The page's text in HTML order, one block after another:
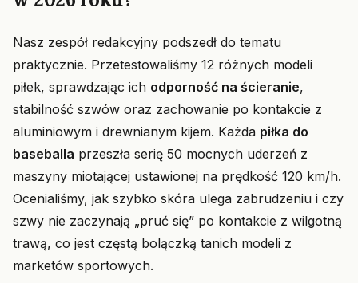
Nasz zespół redakcyjny podszedł do tematu
praktycznie. Przetestowaliśmy 12 różnych modeli
piłek, sprawdzając ich odporność na ścieranie,
stabilność szwów oraz zachowanie po kontakcie z
aluminiowym i drewnianym kijem. Każda piłka do
baseballa przeszła serię 50 mocnych uderzeń z
maszyny miotającej ustawionej na prędkość 120 km/h.
Ocenialiśmy, jak szybko skóra ulega zabrudzeniu i czy
szwy nie zaczynają „pruć się” po kontakcie z wilgotną
trawą, co jest częstą bolączką tanich modeli z
marketów sportowych.